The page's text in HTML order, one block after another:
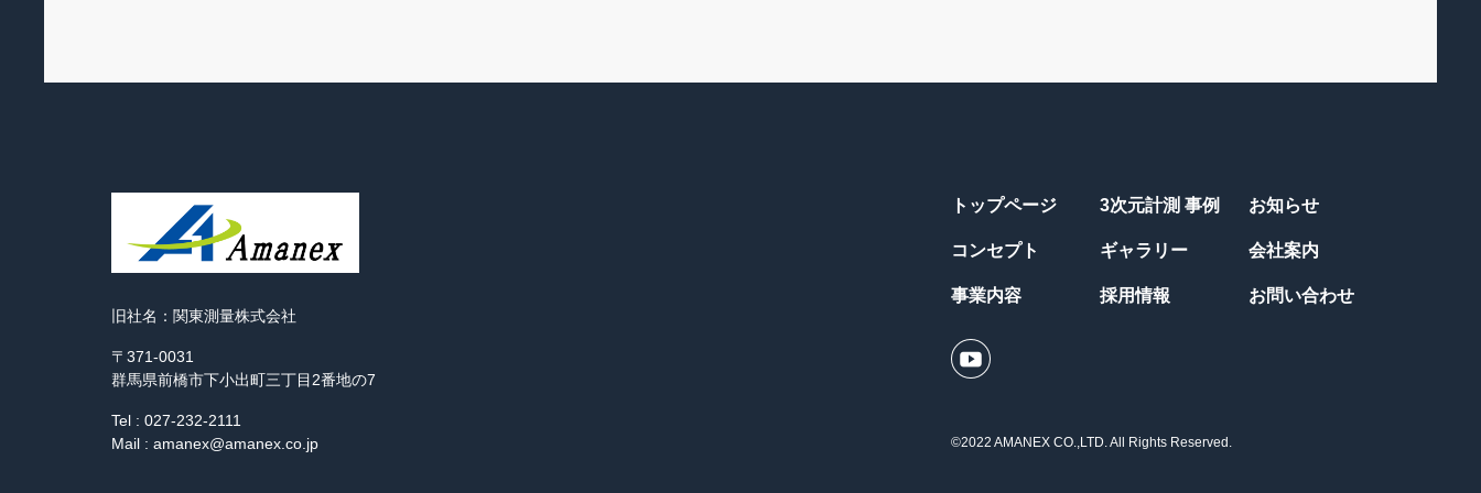
旧社名：関東測量株式会社
〒371-0031
群馬県前橋市下小出町三丁目2番地の7
Tel : 027-232-2111
Mail : amanex@amanex.co.jp
トップページ 3次元計測 事例 お知らせ
コンセプト ギャラリー 会社案内
事業内容 採用情報 お問い合わせ
©2022 AMANEX CO.,LTD. All Rights Reserved.